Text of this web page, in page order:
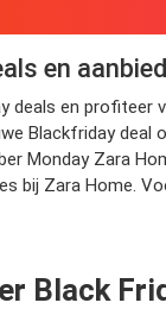
en
deals en
Blackfriday
Monday Zara
bij Zara Home.
Black